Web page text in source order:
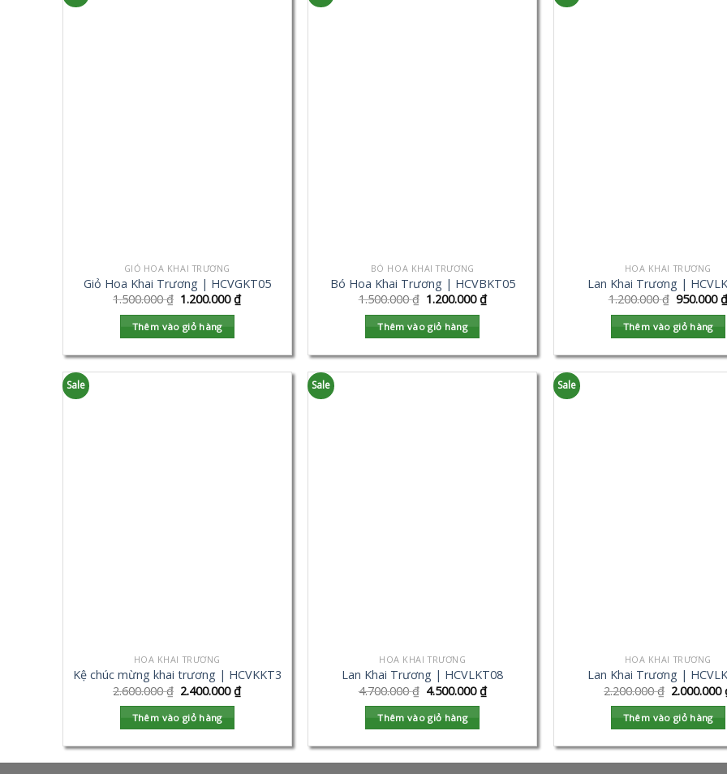
GIỎ HOA KHAI TRƯƠNG
Giỏ Hoa Khai Trương | HCVGKT05
1.500.000₫ 1.200.000₫
Thêm vào giỏ hàng
BÓ HOA KHAI TRƯƠNG
Bó Hoa Khai Trương | HCVBKT05
1.500.000₫ 1.200.000₫
Thêm vào giỏ hàng
HOA KHAI TRƯƠNG
Lan Khai Trương |
1.200.000₫ 950.000₫
Thêm vào giỏ hàng
Sale
HOA KHAI TRƯƠNG
Kệ chúc mừng khai trương | HCVKKT3
2.600.000₫ 2.400.000₫
Thêm vào giỏ hàng
Sale
HOA KHAI TRƯƠNG
Lan Khai Trương | HCVLKT08
4.700.000₫ 4.500.000₫
Thêm vào giỏ hàng
Sale
HOA KHAI TRƯƠNG
Lan Khai Trương |
2.200.000₫ 2.000.000
Thêm vào giỏ hàng